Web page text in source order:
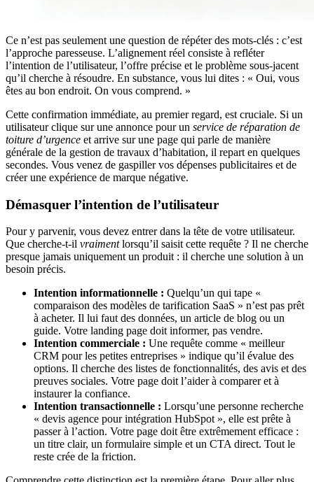
Ce n’est pas seulement une question de répéter des mots-clés : c’est
l’approche paresseuse. L’alignement réel consiste à refléter
l’intention de l’utilisateur, l’offre précise et le problème sous-jacent
qu’il cherche à résoudre. En substance, vous lui dites : « Oui, vous
êtes au bon endroit. On vous comprend. »
Cette confirmation immédiate, au premier regard, est cruciale. Si un
utilisateur clique sur une annonce pour un service de réparation de
toiture d’urgence et arrive sur une page qui parle de manière
générale de la gestion de travaux d’habitation, il repart en quelques
secondes. Vous venez de gaspiller vos dépenses publicitaires et de
créer une expérience de marque négative.
Démasquer l’intention de l’utilisateur
Pour y parvenir, vous devez entrer dans la tête de votre utilisateur.
Que cherche-t-il vraimentlorsqu’il saisit cette requête ? Il ne cherche
presque jamais uniquement un produit : il cherche une solution à un
besoin précis.
Intention informationnelle : Quelqu’un qui tape «
comparaison des modèles de tarification SaaS » n’est pas prêt
à acheter. Il lui faut des données, un article de blog ou un
guide. Votre landing page doit informer, pas vendre.
Intention commerciale : Une requête comme « meilleur
CRM pour les petites entreprises » indique qu’il évalue des
options. Il cherche des listes de fonctionnalités, des avis et des
preuves sociales. Votre page doit l’aider à comparer et à
instaurer la confiance.
Intention transactionnelle : Lorsqu’une personne recherche
« devis agence pour intégration HubSpot », elle est prête à
passer à l’action. Votre page doit être extrêmement efficace :
un titre clair, un formulaire simple et un CTA direct. Tout le
reste crée de la friction.